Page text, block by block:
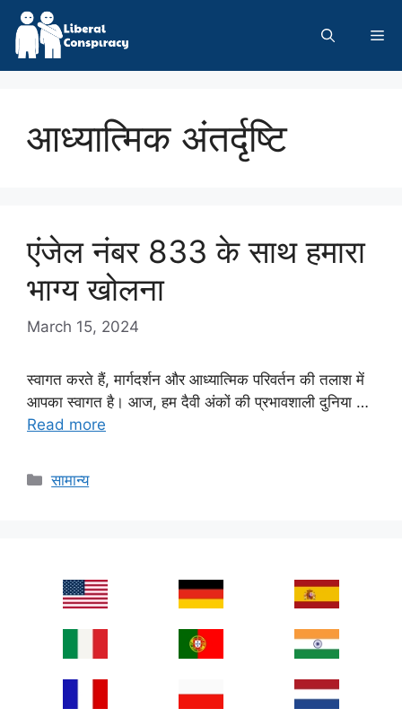
Skip
content
आध्यात्मिक अंतर्दृष्टि
एंजेल नंबर 833 के साथ हमारा
भाग्य खोलना
March 15, 2024
स्वागत करते हैं, मार्गदर्शन और आध्यात्मिक परिवर्तन की तलाश में
आपका स्वागत है। आज, हम दैवी अंकों की प्रभावशाली दुनिया …
Read more
Categories
सामान्य